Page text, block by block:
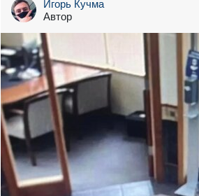
Игорь Кучма
Автор